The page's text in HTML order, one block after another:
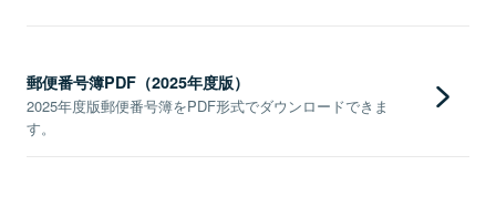
郵便番号簿PDF（2025年度版）
2025年度版郵便番号簿をPDF形式でダウンロードできま
す。